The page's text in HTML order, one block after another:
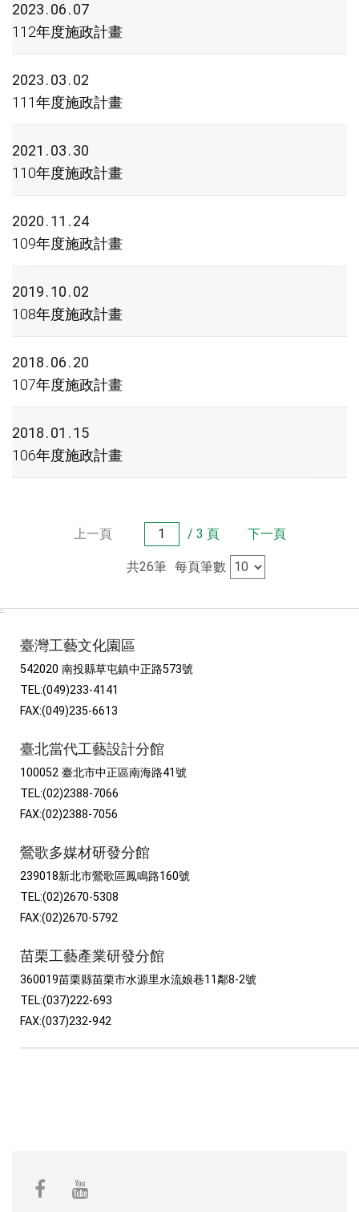
2023 06 07
112年度施政計畫
2023 03 02
111年度施政計畫
2021 03 30
110年度施政計畫
2020 11 24
109年度施政計畫
2019 10 02
108年度施政計畫
2018 06 20
107年度施政計畫
2018 01 15
106年度施政計畫
上一頁 / 3 頁 下一頁
共26筆 每頁筆數
:::
臺灣工藝文化園區
542020 南投縣草屯鎮中正路573號
TEL:(049)233-4141
FAX:(049)235-6613
臺北當代工藝設計分館
100052 臺北市中正區南海路41號
TEL:(02)2388-7066
FAX:(02)2388-7056
鶯歌多媒材研發分館
239018新北市鶯歌區鳳鳴路160號
TEL:(02)2670-5308
FAX:(02)2670-5792
苗栗工藝產業研發分館
360019苗栗縣苗栗市水源里水流娘巷11鄰8-2號
TEL:(037)222-693
FAX:(037)232-942
facebook